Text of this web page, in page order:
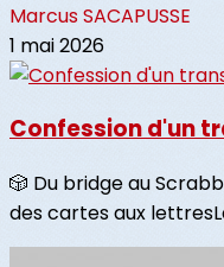
Marcus SACAPUSSE
1 mai 2026
Confession d'un
🎲 Du bridge au
des cartes aux